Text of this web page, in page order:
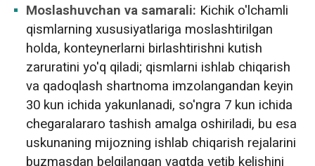
Moslashuvchan va samarali: Kichik o'lchamli
qismlarning xususiyatlariga moslashtirilgan
holda, konteynerlarni birlashtirishni kutish
zaruratini yo'q qiladi; qismlarni ishlab chiqarish
va qadoqlash shartnoma imzolangandan keyin
30 kun ichida yakunlanadi, so'ngra 7 kun ichida
chegaralararo tashish amalga oshiriladi, bu esa
uskunaning mijozning ishlab chiqarish rejalarini
buzmasdan belgilangan vaqtda yetib kelishini